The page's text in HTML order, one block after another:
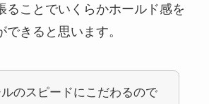
ることでいくらかホールド感を
きると思います。
のスピードにこだわるので